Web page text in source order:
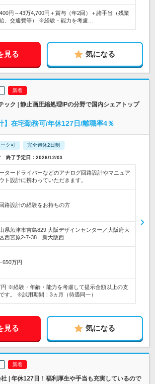
円～43万4,700円＋賞与（年2回）＋諸手当（残業
、交通費等） ※経験・能力を考慮…
見る 気になる
ック | 静止画圧縮処理IPの分野で国内シェアトップ
】在宅勤務可/年休127日/離職率4％
ク可 完全週休2日制
終了予定日：2026/12/03
タードライバーなどのアナログ回路設計やマニュア
ト設計に携わっていただきます。
路設計の経験をお持ちの方
県魚津市吉島829 大阪デザインセンター／大阪府大
西宮原2-7-38 新大阪西…
650万円
円 ※経験・年齢・能力を考慮して提示金額以上の支
す。 ※試用期間：3ヵ月（待遇同一）
見る 気になる
| 年休127日！福利厚生や手当も充実しているので